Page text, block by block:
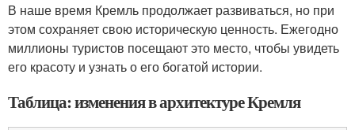
В наше время Кремль продолжает развиваться, но при
этом сохраняет свою историческую ценность. Ежегодно
миллионы туристов посещают это место, чтобы увидеть
его красоту и узнать о его богатой истории.
Таблица: изменения в архитектуре Кремля